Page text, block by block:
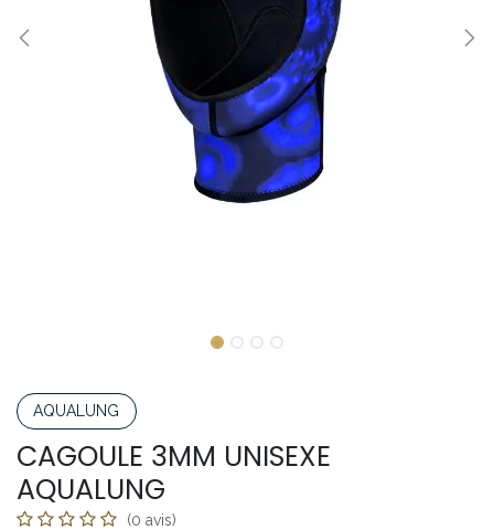
AQUALUNG
CAGOULE 3MM UNISEXE
AQUALUNG
(0 avis)